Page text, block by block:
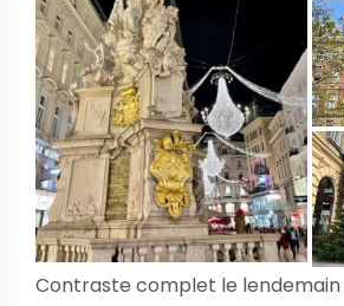
Contraste complet le lendemain